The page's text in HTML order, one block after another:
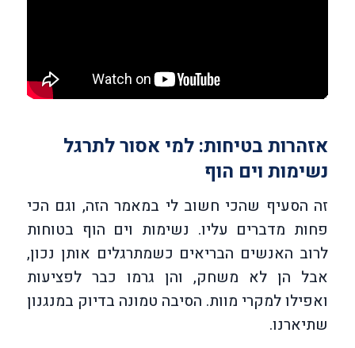
אזהרות בטיחות: למי אסור לתרגל
נשימות וים הוף
זה הסעיף שהכי חשוב לי במאמר הזה, וגם הכי
פחות מדברים עליו. נשימות וים הוף בטוחות
לרוב האנשים הבריאים כשמתרגלים אותן נכון,
אבל הן לא משחק, והן גרמו כבר לפציעות
ואפילו למקרי מוות. הסיבה טמונה בדיוק במנגנון
שתיארנו.